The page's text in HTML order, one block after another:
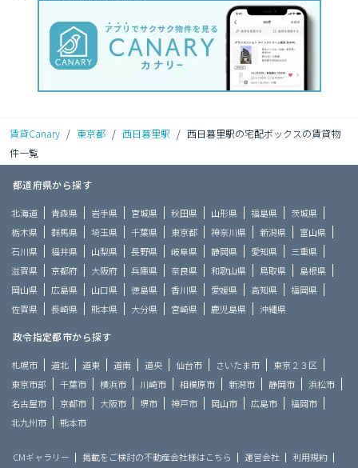
賃貸Canary / 東京都 / 西日暮里駅 / 西日暮里駅の宅配ボックスの賃貸物
件一覧
都道府県から探す
北海道 青森県 岩手県 宮城県 秋田県 山形県 福島県
茨城県
栃木県
群馬県 埼玉県 千葉県 東京都 神奈川県 新潟県
富山県
石川県
福井県 山梨県 長野県 岐阜県 静岡県 愛知県
三重県
滋賀県
京都府 大阪府 兵庫県 奈良県 和歌山県 鳥取県
島根県
岡山県
広島県 山口県 徳島県 香川県 愛媛県 高知県
福岡県
佐賀県
長崎県 熊本県 大分県 宮崎県 鹿児島県 沖縄県
政令指定都市から探す
札幌市 道北 道東 道南 道央 仙台市 さいたま市
東京２３区
東京市部
千葉市 横浜市 川崎市 相模原市 新潟市 静岡市
浜松市
名古屋市
京都市 大阪市 堺市 神戸市 岡山市 広島市
福岡市
北九州市
熊本市
CMギャラリー 掲載をご検討の不動産会社様はこちら 運営会社
利用規約